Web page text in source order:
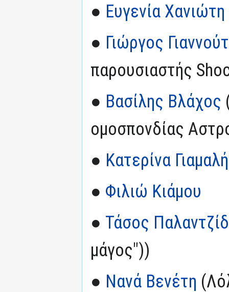
● Ευγενία Χανιώτη
● Γιώργος
παρουσιαστής
● Βασίλης Βλάχος
ομοσπονδίας
● Κατερίνα Γιαμαλή
● Φιλιώ Κιάμου
● Τάσος
μάγος"))
● Νανά Βενέτη